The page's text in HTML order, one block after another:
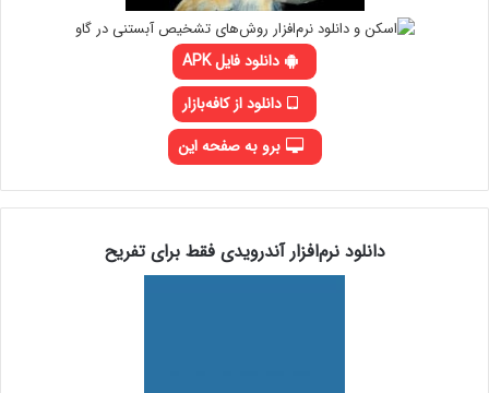
دانلود فایل APK
دانلود از کافه‌بازار
برو به صفحه این
دانلود نرم‌افزار آندرویدی فقط برای تفریح